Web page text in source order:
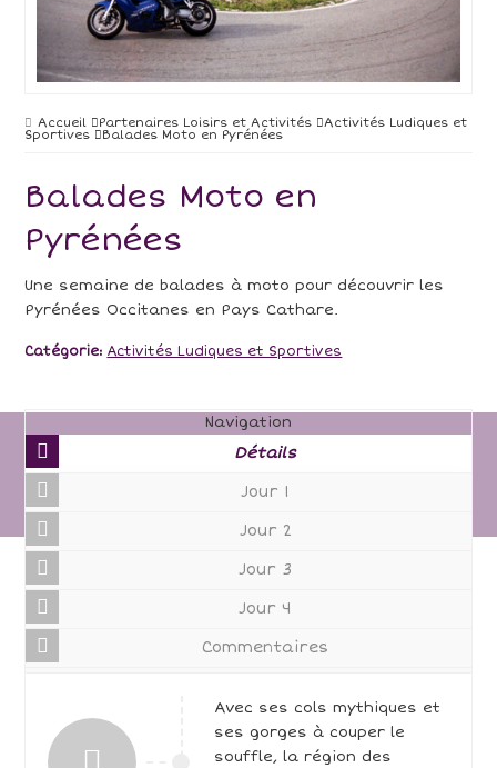
Accueil Partenaires Loisirs et Activités
Activités Ludiques et
Sportives
Balades Moto en Pyrénées
Balades Moto en
Pyrénées
Une semaine de balades à moto pour découvrir les
Pyrénées Occitanes en Pays Cathare.
Catégorie: Activités Ludiques et Sportives
Navigation
Détails
Jour 1
Jour 2
Jour 3
Jour 4
Commentaires
Avec ses cols mythiques et
ses gorges à couper le
souffle, la région des